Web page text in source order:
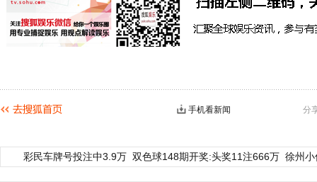
分
手机看新闻
彩民车牌号投注中3.9万 双色球148期开奖:头奖11注666万 徐州